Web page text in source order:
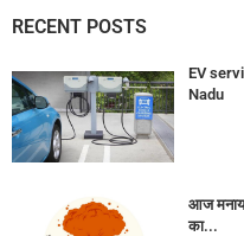
RECENT POSTS
EV
Nadu
आज
का...